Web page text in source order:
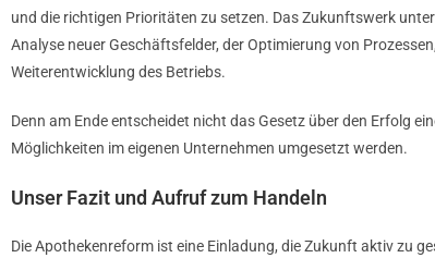
und die richtigen Prioritäten zu setzen. Das Zukunftswerk
Analyse neuer Geschäftsfelder, der Optimierung von
Weiterentwicklung des Betriebs.
Denn am Ende entscheidet nicht das Gesetz über den Erfolg
Möglichkeiten im eigenen Unternehmen umgesetzt werden.
Unser Fazit und Aufruf zum Handeln
Die Apothekenreform ist eine Einladung, die Zukunft aktiv zu